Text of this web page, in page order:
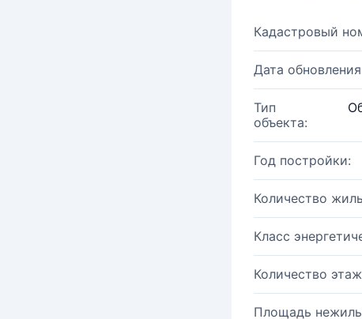
Кадастровый
Дата
Тип
объекта:
Год постройки:
Количество
Класс
Количество
Площадь